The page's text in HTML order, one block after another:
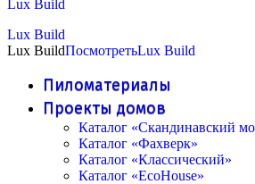
Lux Build
Lux Build
Lux BuildПосмотретьLux Build
Пиломатериалы
Проекты домов
Каталог «Скандинавский
Каталог «Фахверк»
Каталог «Классический»
Каталог «EcoHouse»